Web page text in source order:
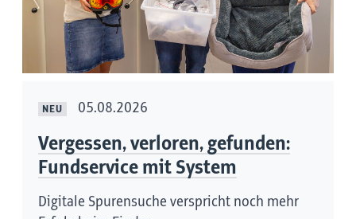
NEU 05.08.2026
Vergessen, verloren, gefunden:
Fundservice mit System
Digitale Spurensuche verspricht noch mehr